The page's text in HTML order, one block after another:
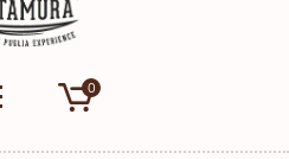
0